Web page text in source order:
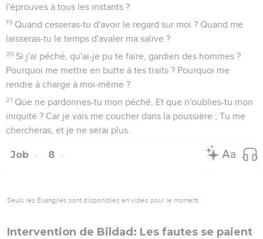
l'éprouves à tous les instants ?
19 Quand cesseras-tu d'avoir le regard sur moi ? Quand me
laisseras-tu le temps d'avaler ma salive ?
20 Si j'ai péché, qu'ai-je pu te faire, gardien des hommes ?
Pourquoi me mettre en butte à tes traits ? Pourquoi me
rendre à charge à moi-même ?
21 Que ne pardonnes-tu mon péché, Et que n'oublies-tu mon
iniquité ? Car je vais me coucher dans la poussière ; Tu me
chercheras, et je ne serai plus.
Job 8
Seuls les Évangiles sont disponibles en vidéo pour le moment.
Intervention de Bildad: Les fautes se paient